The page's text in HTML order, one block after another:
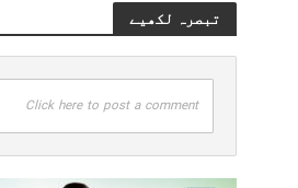
تبصرہ لکھیے
Click here to post a comment